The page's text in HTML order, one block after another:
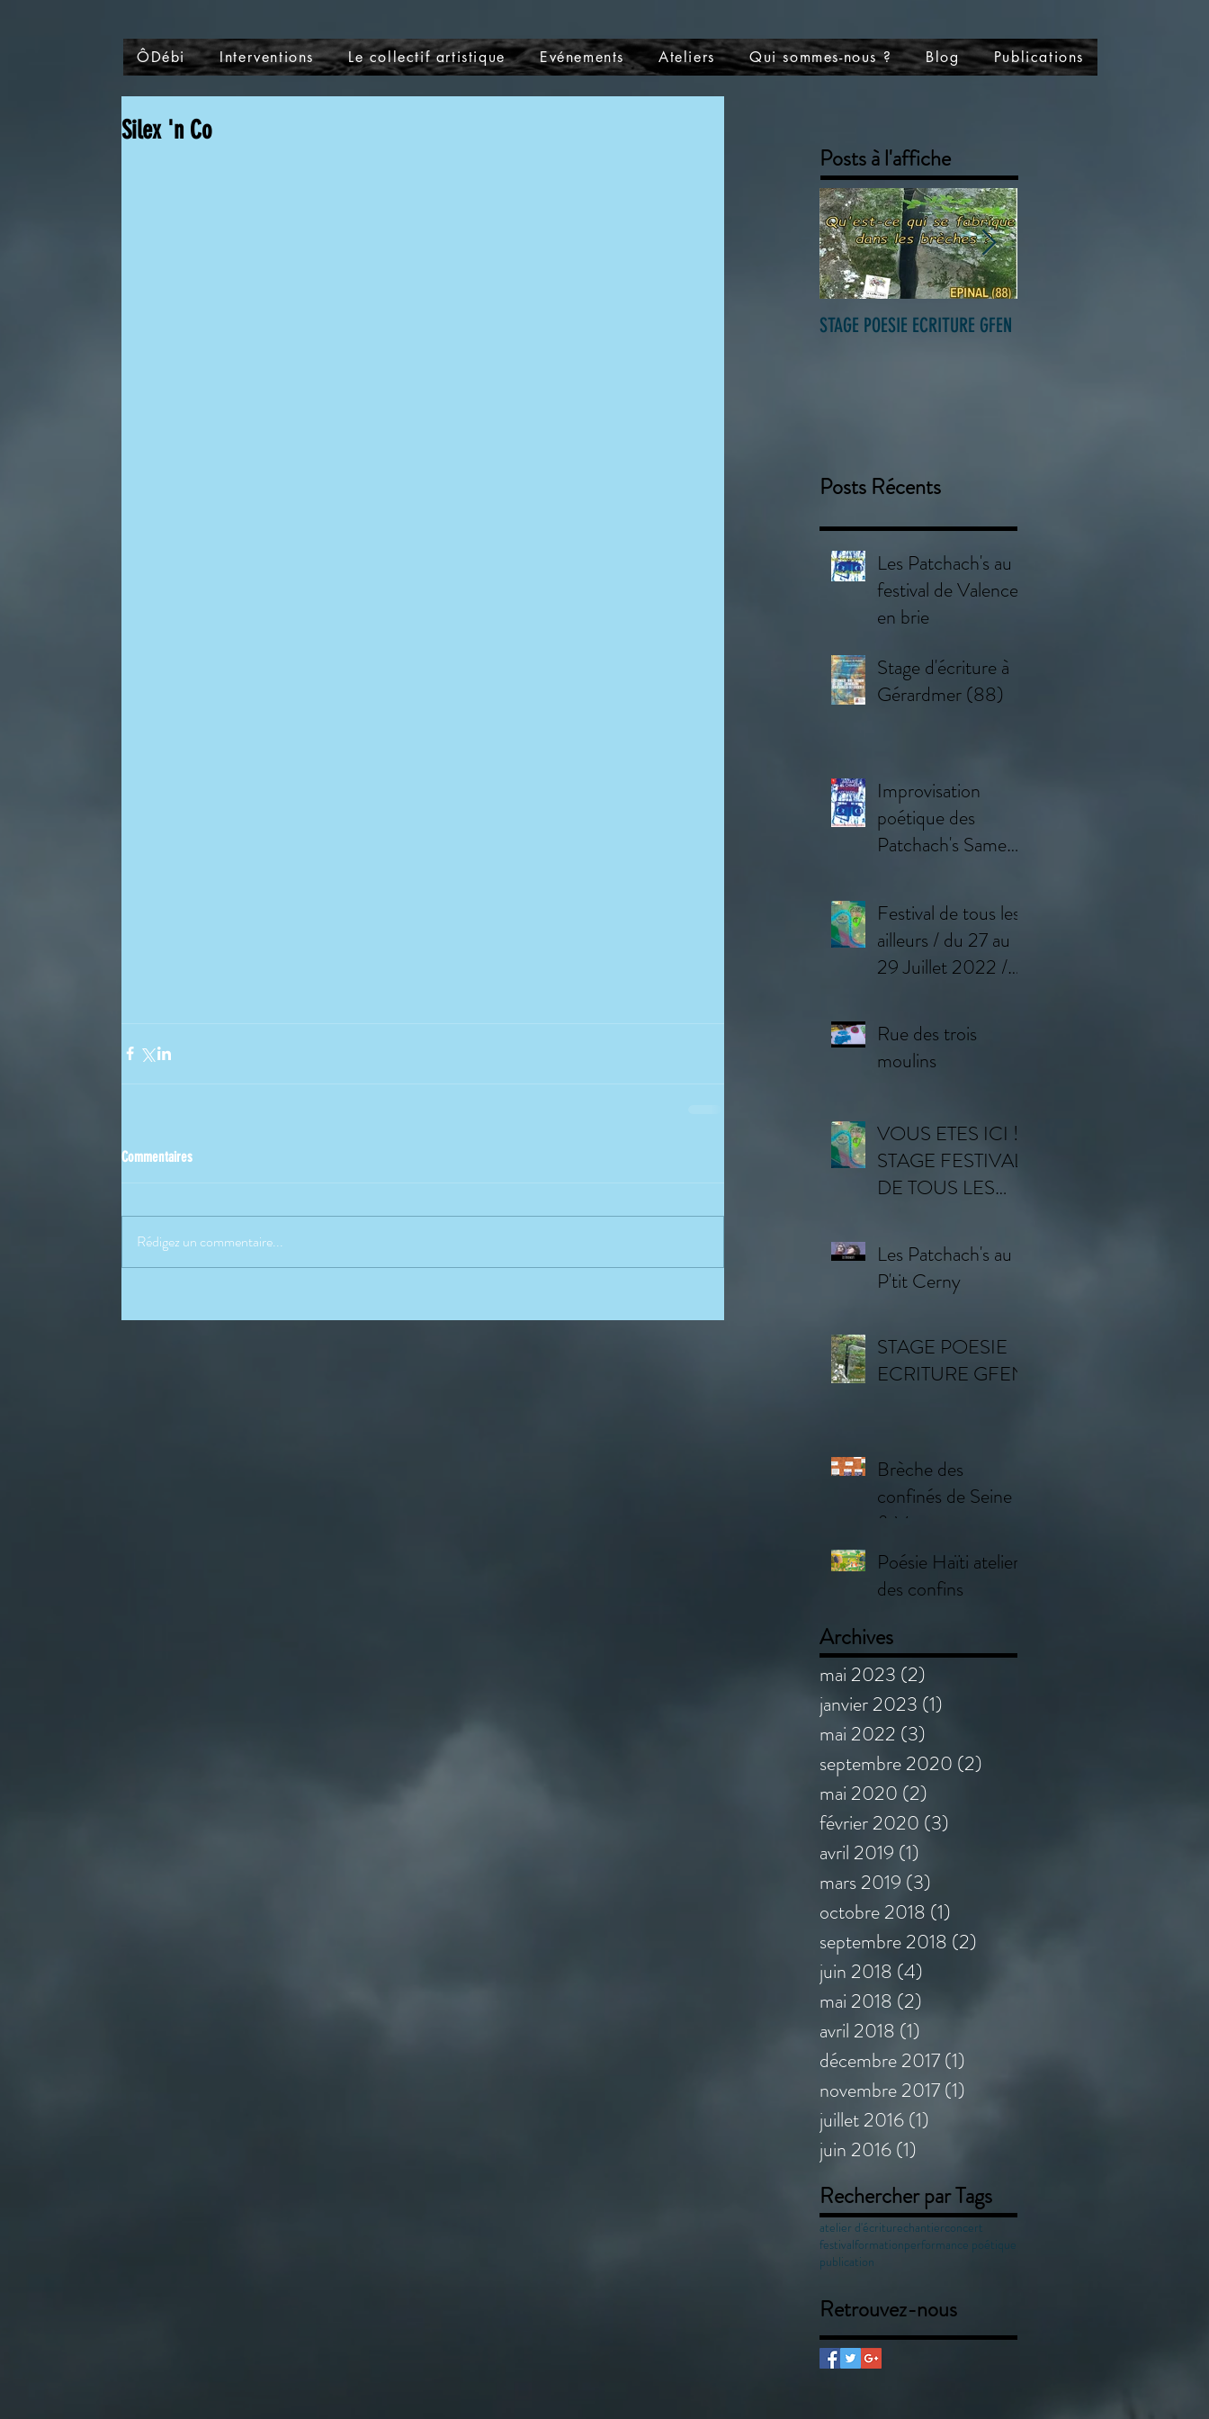
ÔDébi Interventions Le collectif artistique Evénements Ateliers Qui sommes-nous ? Blog Publications
Silex 'n Co
Commentaires
Rédigez un commentaire...
Posts à l'affiche
STAGE POESIE ECRITURE GFEN
Posts Récents
Les Patchach's au
festival de Valence
en brie
Stage d'écriture à
Gérardmer (88)
Improvisation
poétique des
Patchach's Samedi
Bourron-Marlotte
(77)
Festival de tous les
ailleurs / du 27 au
29 Juillet 2022 /
Rue des trois
moulins
VOUS ETES ICI !
STAGE FESTIVAL
DE TOUS LES
Les Patchach's au
P'tit Cerny
STAGE POESIE
ECRITURE GFEN
Brèche des
confinés de Seine
& Vosges
Poésie Haïti atelier
des confins
Archives
mai 2023 (2)
janvier 2023 (1)
mai 2022 (3)
septembre 2020 (2)
mai 2020 (2)
février 2020 (3)
avril 2019 (1)
mars 2019 (3)
octobre 2018 (1)
septembre 2018 (2)
juin 2018 (4)
mai 2018 (2)
avril 2018 (1)
décembre 2017(1)
novembre 2017(1)
juillet 2016(1)
juin 2016(1)
Rechercher par Tags
atelier d'écriturechantierconcert
festivalformationperformance poétique
publication
Retrouvez-nous